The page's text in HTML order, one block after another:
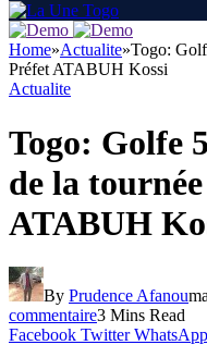
Home»Actualite»Togo:
Préfet ATABUH Kossi
Actualite
Togo: Golfe
de la
ATABUH
By Prudence Afanou
commentaire3 Mins Read
Facebook Twitter WhatsApp